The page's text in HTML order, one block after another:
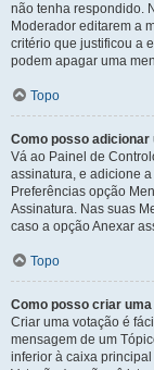
não tenha respondido.
Moderador editarem a
critério que justificou a
podem apagar uma
Topo
Como posso
Vá ao Painel de
assinatura, e adicione
Preferências opção
Assinatura. Nas suas
caso a opção Anexar
Topo
Como posso criar
Criar uma votação é
mensagem de um
inferior à caixa